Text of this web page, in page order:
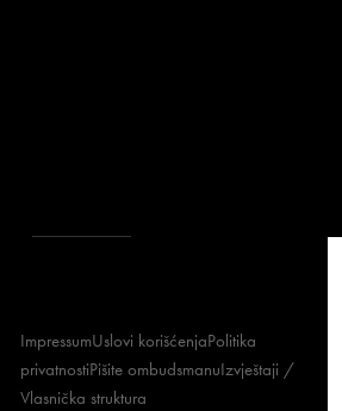
ImpressumUslovi korišćenjaPolitika
privatnostiPišite ombudsmanuIzvještaji /
Vlasnička struktura